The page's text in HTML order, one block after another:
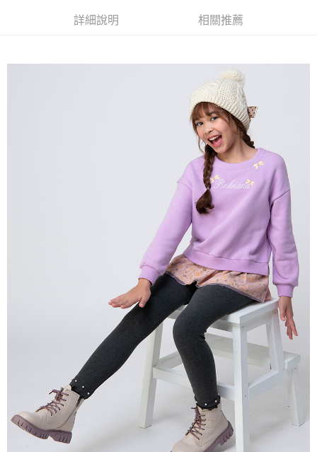
每筆NT$80，滿NT$2,000(含以上)免運費
每筆NT$80，滿NT$2,000(含以上)免運費
每筆NT$80，滿NT$2,000(含以上)免運費
詳細說明 相關推薦